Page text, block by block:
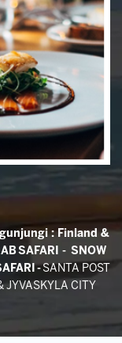
: Finland &
SAFARI - SNOW
- SANTA POST
JYVASKYLA CITY